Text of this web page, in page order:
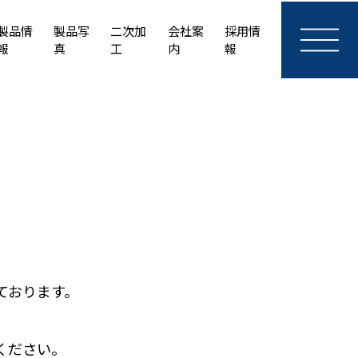
品情
製品写
真
二次加
工
会社案
内
採用情
報
ります。
さい。